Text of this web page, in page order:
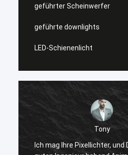
geführter Scheinwerfer
geführte downlights
LED-Schienenlicht
für Sie
Bevor gekauft,
quadratische